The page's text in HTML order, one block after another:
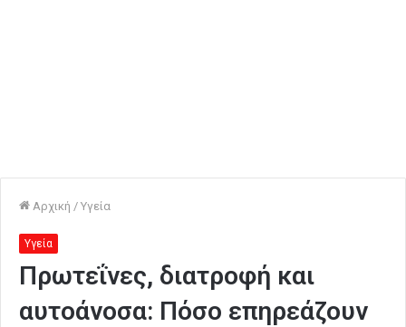
Αρχική / Υγεία
Υγεία
Πρωτεΐνες, διατροφή και
αυτοάνοσα: Πόσο επηρεάζουν